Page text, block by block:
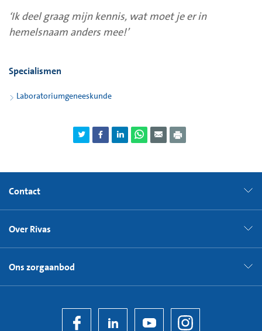
‘Ik deel graag mijn kennis, wat moet je er in
hemelsnaam anders mee!’
Specialismen
Laboratoriumgeneeskunde
Contact
Over Rivas
Ons zorgaanbod